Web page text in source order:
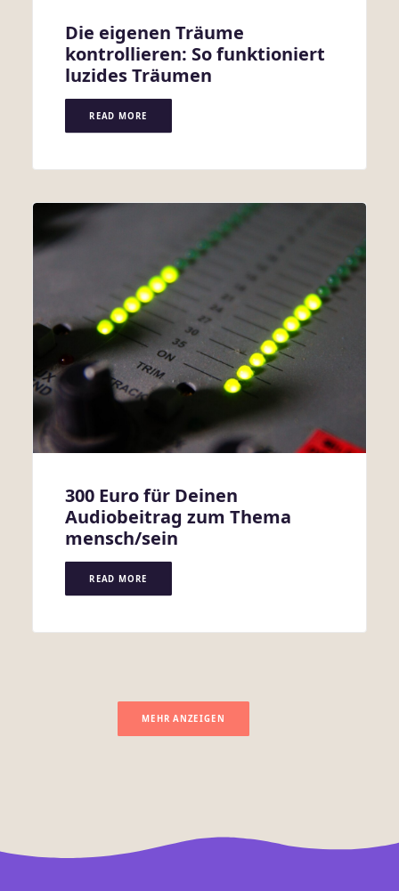
Die eigenen Träume
kontrollieren: So funktioniert
luzides Träumen
READ MORE
300 Euro für Deinen
Audiobeitrag zum Thema
mensch/sein
READ MORE
MEHR ANZEIGEN